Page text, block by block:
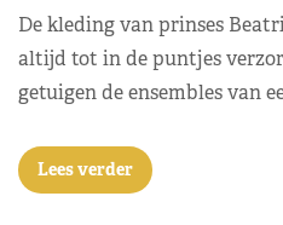
De kleding van prinses
altijd tot in de puntjes
getuigen de ensembles van
Lees verder